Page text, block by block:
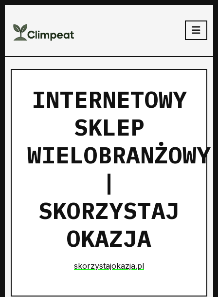
INTERNETOWY
SKLEP
WIELOBRANŻOWY
|
SKORZYSTAJ
OKAZJA
skorzystajokazja.pl